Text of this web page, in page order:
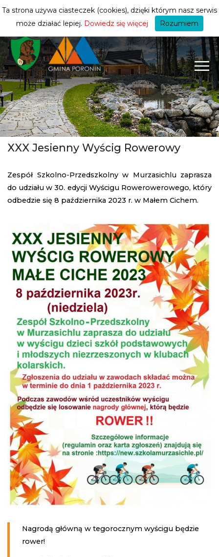
turysty
XXX Jesienny Wyścig Rowerowy
Zespół Szkolno-Przedszkolny w Murzasichlu zaprasza
do udziału w 30. edycji Wyścigu Rowerowerowego, który
odbedzie się 8 października 2023 r. w Małem Cichem.
Nagrodą główną w tegorocznym wyścigu będzie
rower!
Ta strona używa ciasteczek (cookies), dzięki którym nasz serwis
może działać lepiej. Dowiedz się więcej Rozumiem